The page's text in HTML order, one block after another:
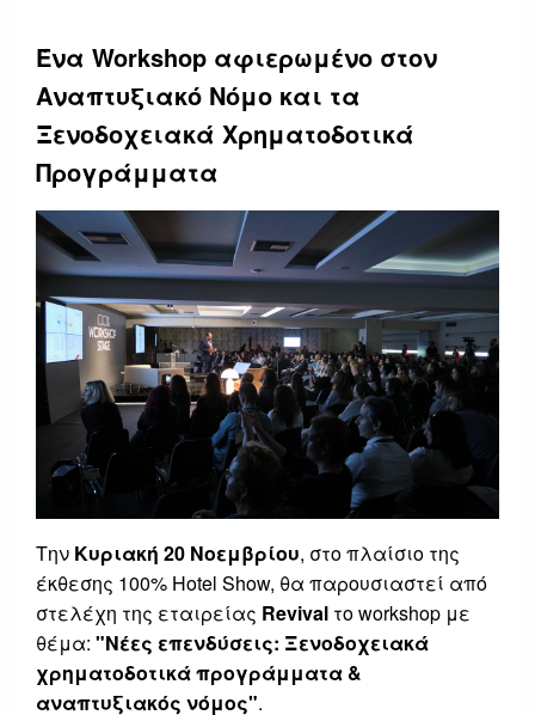
Ένα Workshop αφιερωμένο στον
Αναπτυξιακό Νόμο και τα
Ξενοδοχειακά Χρηματοδοτικά
Προγράμματα
Την Κυριακή 20 Νοεμβρίου, στο πλαίσιο της
έκθεσης 100% Hotel Show, θα παρουσιαστεί από
στελέχη της εταιρείας Revival το workshop με
θέμα: "Νέες επενδύσεις: Ξενοδοχειακά
χρηματοδοτικά προγράμματα &
αναπτυξιακός νόμος".